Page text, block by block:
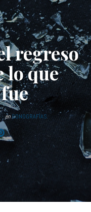
regreso
lo que
fue
enSONOGRAFÍAS